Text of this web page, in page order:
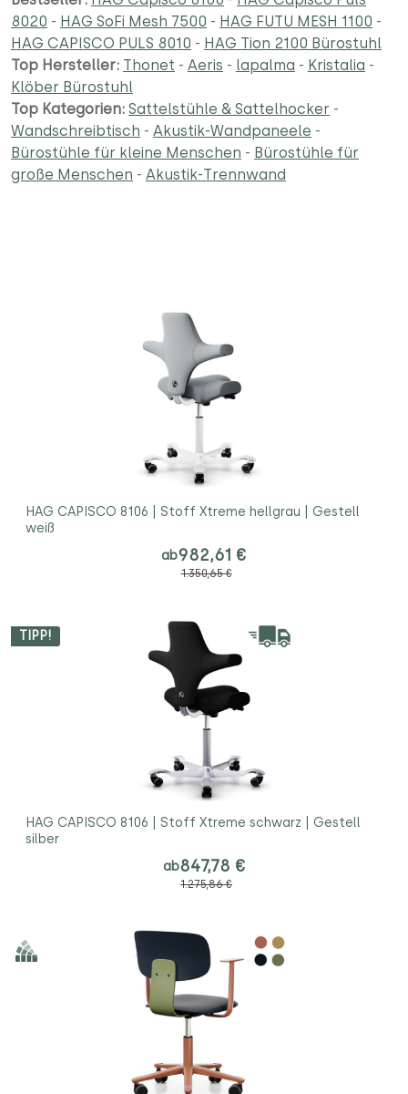
8020 - HAG SoFi Mesh 7500 - HAG FUTU MESH 1100 -
HAG CAPISCO PULS 8010 - HAG Tion 2100 Bürostuhl
Top Hersteller: Thonet - Aeris - lapalma - Kristalia -
Klöber Bürostuhl
Top Kategorien: Sattelstühle & Sattelhocker -
Wandschreibtisch - Akustik-Wandpaneele -
Bürostühle für kleine Menschen - Bürostühle für
große Menschen - Akustik-Trennwand
HAG CAPISCO 8106 | Stoff Xtreme hellgrau | Gestell
weiß
ab982,61 €
1.350,65 €
TIPP!
HAG CAPISCO 8106 | Stoff Xtreme schwarz | Gestell
silber
ab847,78 €
1.275,86 €